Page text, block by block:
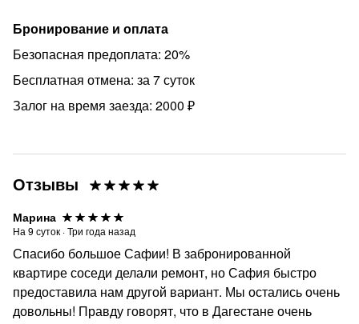
Бронирование и оплата
Безопасная предоплата: 20%
Бесплатная отмена: за 7 суток
Залог на время заезда: 2000 ₽
Отзывы
Марина
На 9 суток ·Три года назад
Спасибо большое Сафии! В забронированной
квартире соседи делали ремонт, но Сафия быстро
предоставила нам другой вариант. Мы остались очень
довольны! Правду говорят, что в Дагестане очень